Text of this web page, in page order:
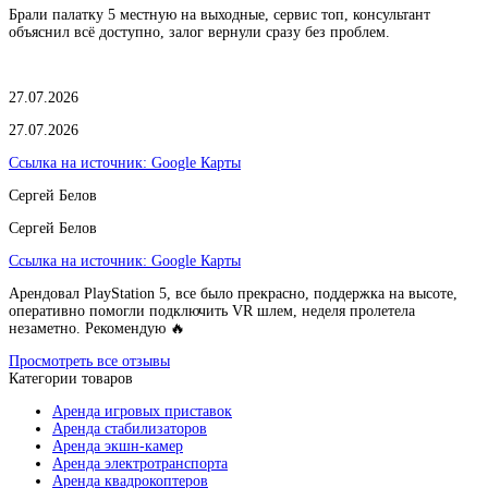
Брали палатку 5 местную на выходные, сервис топ, консультант
объяснил всё доступно, залог вернули сразу без проблем.
27.07.2026
27.07.2026
Ссылка на источник: Google Карты
Сергей Белов
Сергей Белов
Ссылка на источник: Google Карты
Арендовал PlayStation 5, все было прекрасно, поддержка на высоте,
оперативно помогли подключить VR шлем, неделя пролетела
незаметно. Рекомендую 🔥
Просмотреть все отзывы
Категории товаров
Аренда игровых приставок
Аренда стабилизаторов
Аренда экшн-камер
Аренда электротранспорта
Аренда квадрокоптеров